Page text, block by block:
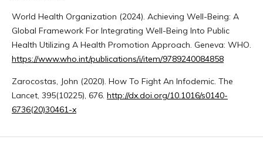
World Health Organization (2024). Achieving Well-Being: A
Global Framework For Integrating Well-Being Into Public
Health Utilizing A Health Promotion Approach. Geneva: WHO.
https://www.who.int/publications/i/item/9789240084858
Zarocostas, John (2020). How To Fight An Infodemic. The
Lancet, 395(10225), 676. http://dx.doi.org/10.1016/s0140-
6736(20)30461-x